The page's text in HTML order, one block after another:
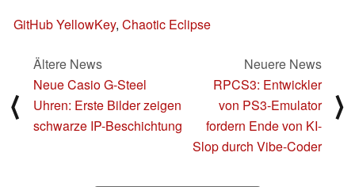
GitHub YellowKey, Chaotic Eclipse
⟨
Ältere News
Neue Casio G-Steel
Uhren: Erste Bilder zeigen
schwarze IP-Beschichtung
Neuere News
RPCS3: Entwickler
von PS3-Emulator
fordern Ende von KI-
Slop durch Vibe-Coder
⟩